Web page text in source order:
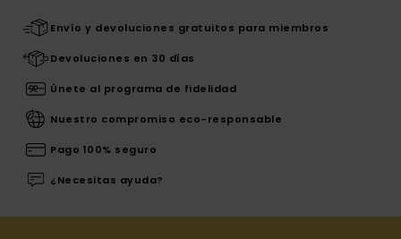
Envío y devoluciones gratuitos para miembros
Devoluciones en 30 días
Únete al programa de fidelidad
Nuestro compromiso eco-responsable
Pago 100% seguro
¿Necesitas ayuda?